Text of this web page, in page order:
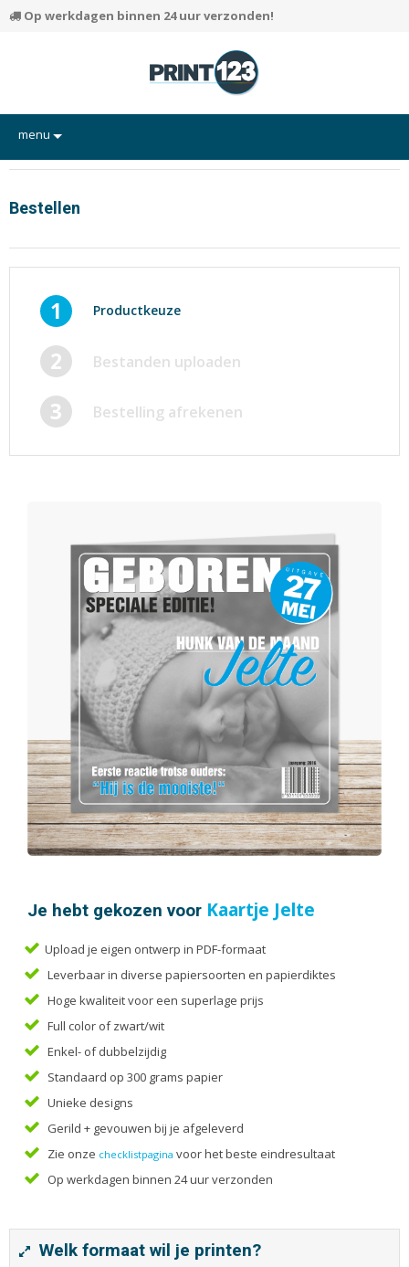
Op werkdagen binnen 24 uur verzonden!
menu
Flyers
Hand-outs/Losbladig
Posters
Rapporten/Verslagen
Certificaten/Diploma's
Visitekaartjes
Alle producten
Cadeaubonnen
Certificaten/Diploma's
Doordruksets
Enveloppen
Etiketten
Folders
Foto's
Geboortekaartjes
Hand-outs/Losbladig
Handleidingen
Kaarten
Kerstkaarten
Menukaarten
Mondkapjes
Notitieblokken
Rapporten/Verslagen
Rouwkaarten
Scripties
Tijdschriften
Verhuiskaarten
Bestellen
1 Productkeuze
2 Bestanden uploaden
3 Bestelling afrekenen
Je hebt gekozen voor Kaartje Jelte
Upload je eigen ontwerp in PDF-formaat
Leverbaar in diverse papiersoorten en papierdiktes
Hoge kwaliteit voor een superlage prijs
Full color of zwart/wit
Enkel- of dubbelzijdig
Standaard op 300 grams papier
Unieke designs
Gerild + gevouwen bij je afgeleverd
Zie onze checklistpagina voor het beste eindresultaat
Op werkdagen binnen 24 uur verzonden
Welk formaat wil je printen?